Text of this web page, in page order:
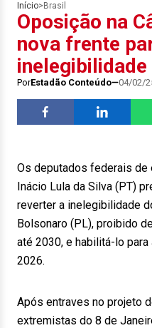
Início> Brasil
Oposição na
nova frente
PorEstadão Conteúdo 04/02/
Os deputados federais
Inácio Lula da Silva (PT)
reverter a inelegibilidade
Bolsonaro (PL), proibido
até 2030, e habilitá-lo
2026.
Após entraves no projeto
extremistas do 8 de